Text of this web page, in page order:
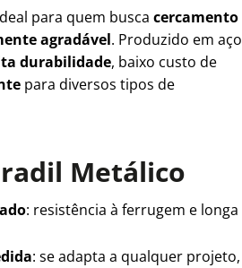
para quem busca cercamento
agradável. Produzido em aço
durabilidade, baixo custo de
para diversos tipos de
Metálico
: resistência à ferrugem e longa
: se adapta a qualquer projeto,